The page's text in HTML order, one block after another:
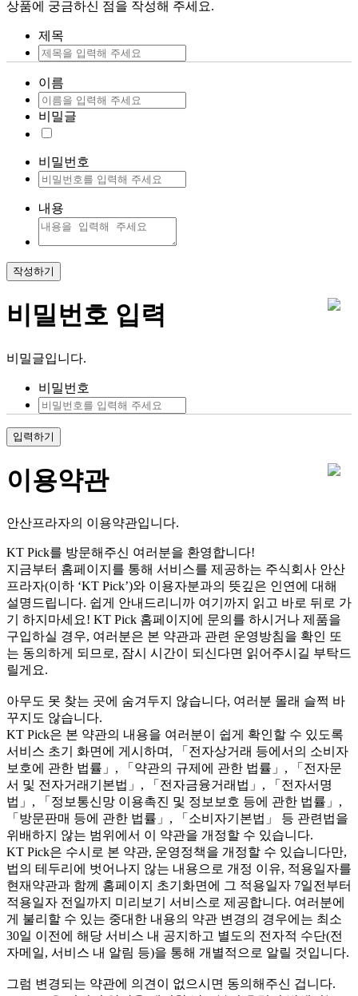
상품에 궁금하신 점을 작성해 주세요.
제목
이름
비밀글
비밀번호
내용
작성하기
비밀번호 입력
비밀글입니다.
비밀번호
입력하기
이용약관
안산프라자의 이용약관입니다.
KT Pick를 방문해주신 여러분을 환영합니다!
지금부터 홈페이지를 통해 서비스를 제공하는 주식회사 안산
프라자(이하 ‘KT Pick’)와 이용자분과의 뜻깊은 인연에 대해
설명드립니다. 쉽게 안내드리니까 여기까지 읽고 바로 뒤로 가
기 하지마세요! KT Pick 홈페이지에 문의를 하시거나 제품을
구입하실 경우, 여러분은 본 약관과 관련 운영방침을 확인 또
는 동의하게 되므로, 잠시 시간이 되신다면 읽어주시길 부탁드
릴게요.
아무도 못 찾는 곳에 숨겨두지 않습니다, 여러분 몰래 슬쩍 바
꾸지도 않습니다.
KT Pick은 본 약관의 내용을 여러분이 쉽게 확인할 수 있도록
서비스 초기 화면에 게시하며, 「전자상거래 등에서의 소비자
보호에 관한 법률」, 「약관의 규제에 관한 법률」, 「전자문
서 및 전자거래기본법」, 「전자금융거래법」, 「전자서명
법」, 「정보통신망 이용촉진 및 정보보호 등에 관한 법률」,
「방문판매 등에 관한 법률」, 「소비자기본법」 등 관련법을
위배하지 않는 범위에서 이 약관을 개정할 수 있습니다.
KT Pick은 수시로 본 약관, 운영정책을 개정할 수 있습니다만,
법의 테두리에 벗어나지 않는 내용으로 개정 이유, 적용일자를
현재약관과 함께 홈페이지 초기화면에 그 적용일자 7일전부터
적용일자 전일까지 미리보기 서비스로 제공합니다. 여러분에
게 불리할 수 있는 중대한 내용의 약관 변경의 경우에는 최소
30일 이전에 해당 서비스 내 공지하고 별도의 전자적 수단(전
자메일, 서비스 내 알림 등)을 통해 개별적으로 알릴 것입니다.
그럼 변경되는 약관에 의견이 없으시면 동의해주신 겁니다.